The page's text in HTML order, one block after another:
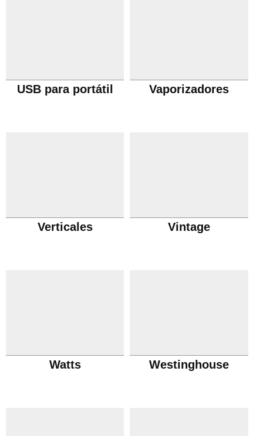
USB para portátil Vaporizadores
Verticales Vintage
Watts Westinghouse